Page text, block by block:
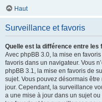
Haut
Surveillance et favoris
Quelle est la différence entre
Avec phpBB 3.0, la mise en
favoris dans un navigateur. Vous
phpBB 3.1, la mise en favoris de
sujet. Vous pouvez désormais
jour. Cependant, la surveillance
a une mise à jour dans un sujet